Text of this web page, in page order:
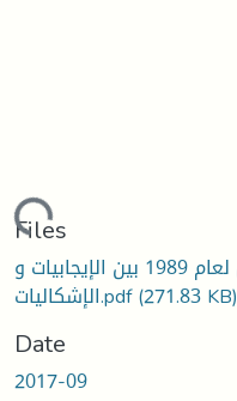
Files
اتفاقية حقوق الطفل لعام 1989 بين الإيجابيات و
الإشكاليات.pdf(271.83 KB)
Date
2017-09